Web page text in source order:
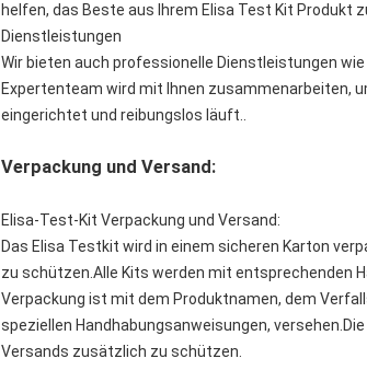
helfen, das Beste aus Ihrem Elisa Test Kit Produkt
Dienstleistungen
Wir bieten auch professionelle Dienstleistungen
Expertenteam wird mit Ihnen zusammenarbeiten,
eingerichtet und reibungslos läuft..
Verpackung und Versand:
Elisa-Test-Kit Verpackung und Versand:
Das Elisa Testkit wird in einem sicheren Karton
zu schützen.Alle Kits werden mit entsprechenden
Verpackung ist mit dem Produktnamen, dem
speziellen Handhabungsanweisungen,
Versands zusätzlich zu schützen.